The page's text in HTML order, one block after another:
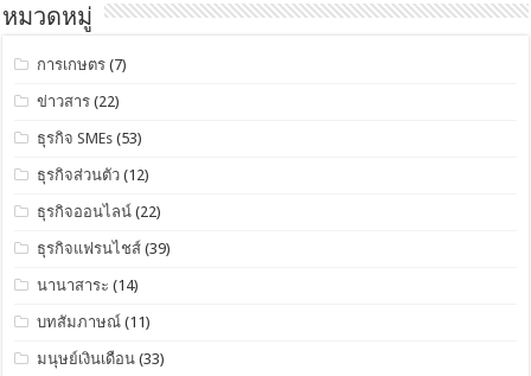
หมวดหมู่
การเกษตร (7)
ข่าวสาร (22)
ธุรกิจ SMEs (53)
ธุรกิจส่วนตัว (12)
ธุรกิจออนไลน์ (22)
ธุรกิจแฟรนไชส์ (39)
นานาสาระ (14)
บทสัมภาษณ์ (11)
มนุษย์เงินเดือน (33)